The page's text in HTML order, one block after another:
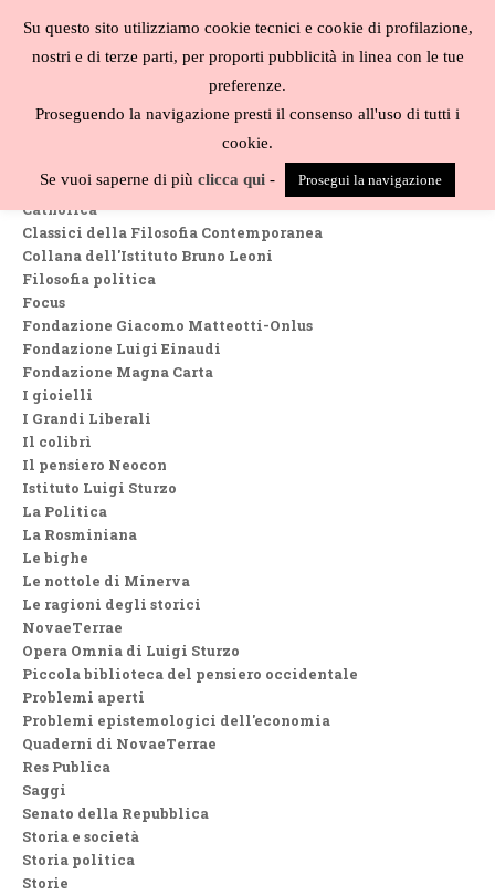
contenuto
Collane
Biblioteca di studi filosofici
Catholica
Classici della Filosofia Contemporanea
Collana dell'Istituto Bruno Leoni
Filosofia politica
Focus
Fondazione Giacomo Matteotti-Onlus
Fondazione Luigi Einaudi
Fondazione Magna Carta
I gioielli
I Grandi Liberali
Il colibrì
Il pensiero Neocon
Istituto Luigi Sturzo
La Politica
La Rosminiana
Le bighe
Le nottole di Minerva
Le ragioni degli storici
NovaeTerrae
Opera Omnia di Luigi Sturzo
Piccola biblioteca del pensiero occidentale
Problemi aperti
Problemi epistemologici dell'economia
Quaderni di NovaeTerrae
Res Publica
Saggi
Senato della Repubblica
Storia e società
Storia politica
Storie
Su questo sito utilizziamo cookie tecnici e cookie di profilazione,
nostri e di terze parti, per proporti pubblicità in linea con le tue
preferenze.
Proseguendo la navigazione presti il consenso all'uso di tutti i
cookie.
Se vuoi saperne di più clicca qui - Prosegui la navigazione